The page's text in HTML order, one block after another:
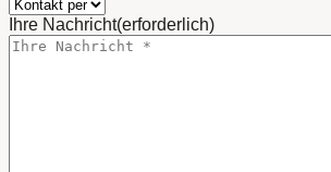
Ihre Nachricht(erforderlich)